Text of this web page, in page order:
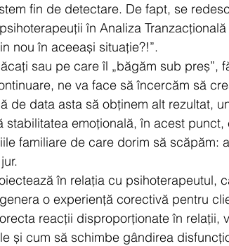
fin de detectare. De fapt, se
în Analiza
nou în aceeași situație?!”.
sau pe care îl „băgăm sub preș”,
ne va face să încercăm să
de data asta să obținem alt rezultat,
stabilitatea emoțională, în acest punct,
familiare de care dorim să scăpăm:
în relația cu psihoterapeutul,
o experiență corectivă pentru
reacții disproporționate în relații,
și cum să schimbe gândirea